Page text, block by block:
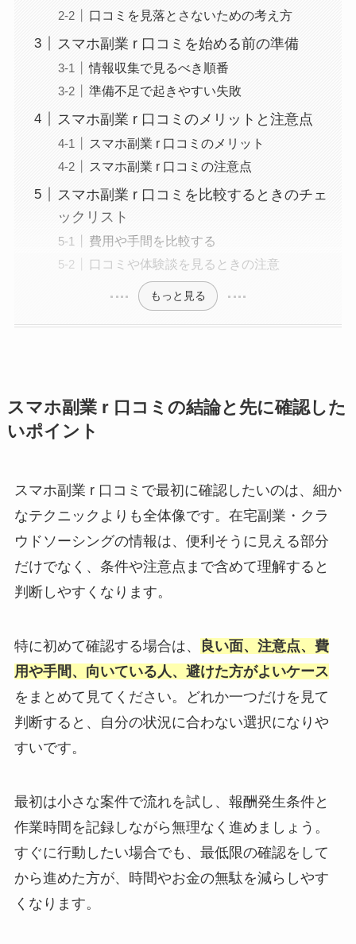
口コミを見落とさないための考え方
スマホ副業 r 口コミを始める前の準備
情報収集で見るべき順番
準備不足で起きやすい失敗
スマホ副業 r 口コミのメリットと注意点
スマホ副業 r 口コミのメリット
スマホ副業 r 口コミの注意点
スマホ副業 r 口コミを比較するときのチェ
ックリスト
費用や手間を比較する
口コミや体験談を見るときの注意
もっと見る
スマホ副業 r 口コミの結論と先に確認した
いポイント
スマホ副業 r 口コミで最初に確認したいのは、細か
なテクニックよりも全体像です。在宅副業・クラ
ウドソーシングの情報は、便利そうに見える部分
だけでなく、条件や注意点まで含めて理解すると
判断しやすくなります。
特に初めて確認する場合は、
良い面、注意点、費
用や手間、向いている人、避けた方がよいケース
をまとめて見てください。どれか一つだけを見て
判断すると、自分の状況に合わない選択になりや
すいです。
最初は小さな案件で流れを試し、報酬発生条件と
作業時間を記録しながら無理なく進めましょう。
すぐに行動したい場合でも、最低限の確認をして
から進めた方が、時間やお金の無駄を減らしやす
くなります。